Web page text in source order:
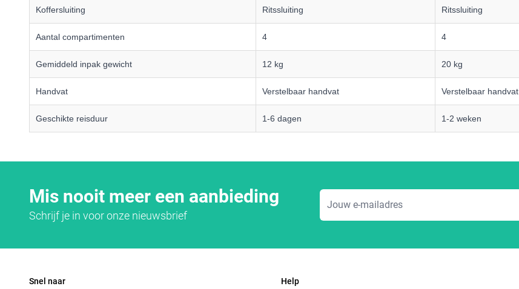
Koffersluiting Ritssluiting Ritssluiting
Aantal compartimenten 4 4
Gemiddeld inpak gewicht 12 kg 20 kg
Handvat Verstelbaar handvat Verstelbaar handvat
Geschikte reisduur 1-6 dagen 1-2 weken
Mis nooit meer een aanbieding
Schrijf je in voor onze nieuwsbrief
E-mailadres
Snel naar Help